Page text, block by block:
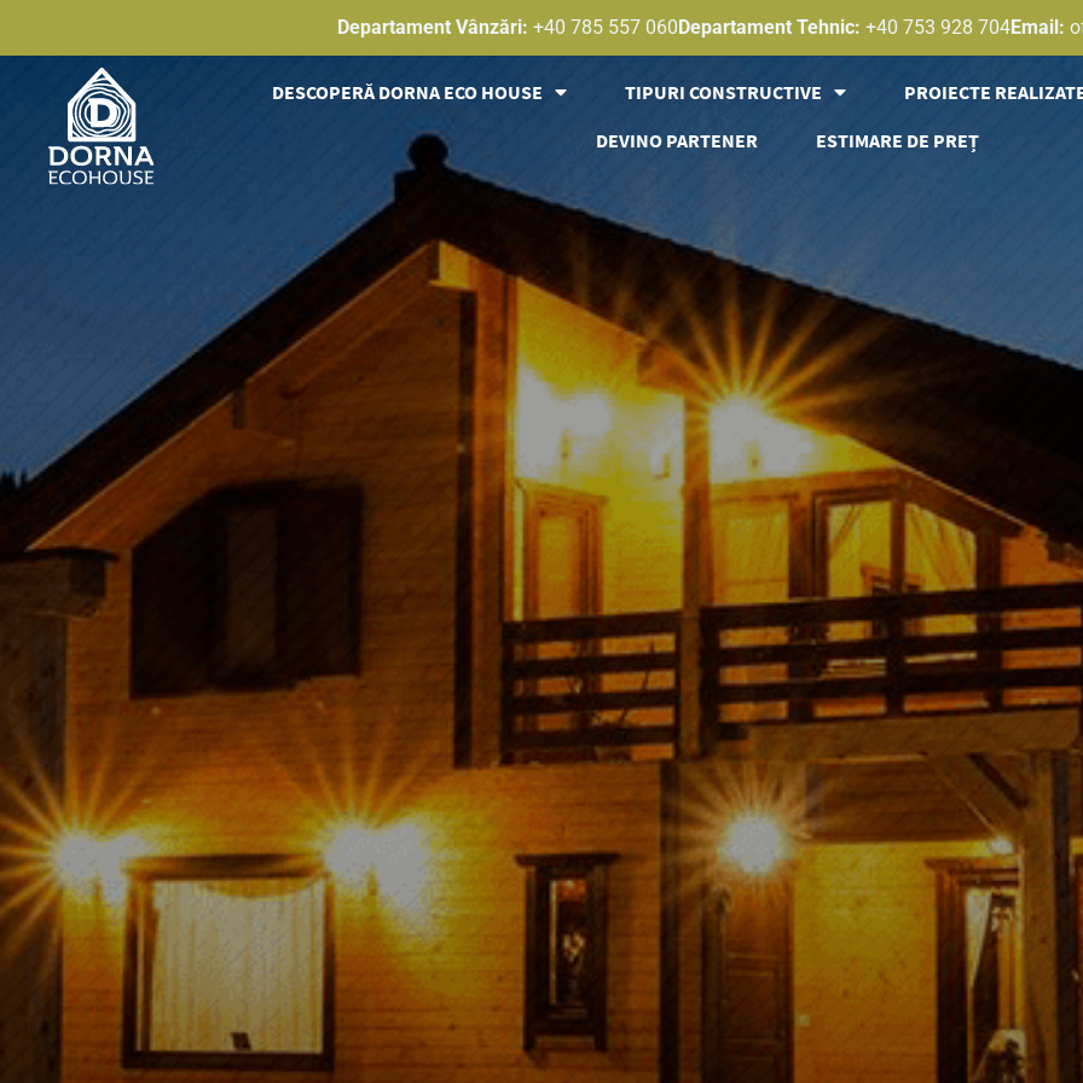
Departament Vânzări: +40 785 557 060Departament Tehnic: +40 753 928 704Email:
DESCOPERĂ DORNA ECO HOUSE TIPURI CONSTRUCTIVE
PROIECTE
DEVINO PARTENER
ESTIMARE DE PREȚ